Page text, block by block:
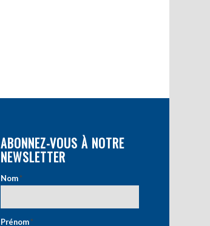
ABONNEZ-VOUS À NOTRE
NEWSLETTER
Nom*
Prénom*